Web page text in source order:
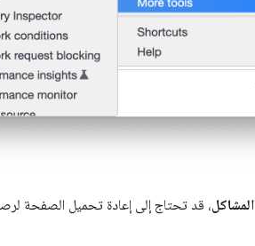
المشاكل، قد تحتاج إلى إعادة تحميل الصفحة